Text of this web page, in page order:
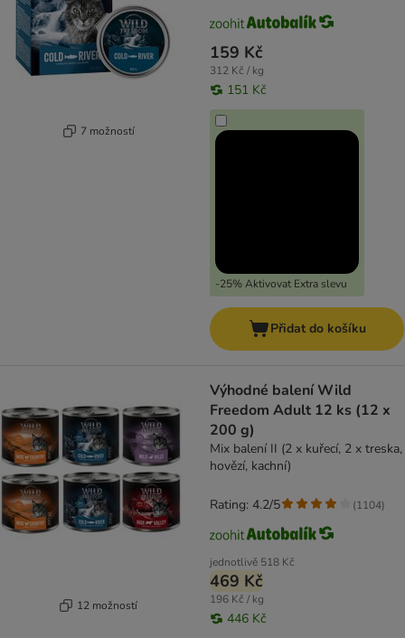
7 možností
159 Kč
312 Kč / kg
151 Kč
-25% Aktivovat Extra slevu
Přidat do košíku
12 možností
Výhodné balení Wild
Freedom Adult 12 ks (12 x
200 g)
Mix balení II (2 x kuřecí, 2 x treska,
hovězí, kachní)
jednotlivě 518 Kč
469 Kč
196 Kč / kg
446 Kč
Rating: 4.2/5 (1104)